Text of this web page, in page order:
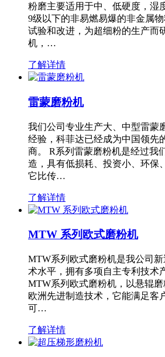
粉磨主要适用于中、低硬度，湿
9级以下的非易燃易爆的非金属
试验和改进，为超细粉的生产而
机，…
了解详情
雷蒙磨粉机
我们公司专业生产大、中型雷蒙
经验，科菲达已经成为中国领先
商。 R系列雷蒙磨粉机是经过我
造，具有低损耗、投资小、环保
它比传…
了解详情
MTW 系列欧式磨粉机
MTW系列欧式磨粉机是我公司
术水平，拥有多项自主专利技
MTW系列欧式磨粉机，以悬辊磨
欧洲先进制造技术，它能满足客
可…
了解详情